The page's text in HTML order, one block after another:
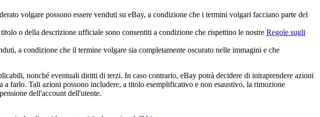
volgare possono essere venduti su eBay, a condizione che i termini volgari facciano parte del
o della descrizione ufficiale sono consentiti a condizione che rispettino le nostre Regole sugli
a condizione che il termine volgare sia completamente oscurato nelle immagini e che
nonché eventuali diritti di terzi. In caso contrario, eBay potrà decidere di intraprendere azioni
a farlo. Tali azioni possono includere, a titolo esemplificativo e non esaustivo, la rimozione
dell'account dell'utente.